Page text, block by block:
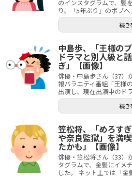
のインスタグラムで、髪
り、「5年ぶり」のボブ
続き
中島歩、「王様の
ドラマと別人級と
ぎ」【画像】
俳優・中島歩さん（37）
報バラエティ番組「王様
出演し、現在出演中のド
続き
笠松将、「めろす
や奈良監獄」を満
たかも」【画像】
俳優・笠松将さん（33）
タグラムで、金髪にイメ
した。 ネット上では「金